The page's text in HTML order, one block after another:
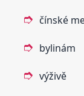
čínské
bylinám
výživě